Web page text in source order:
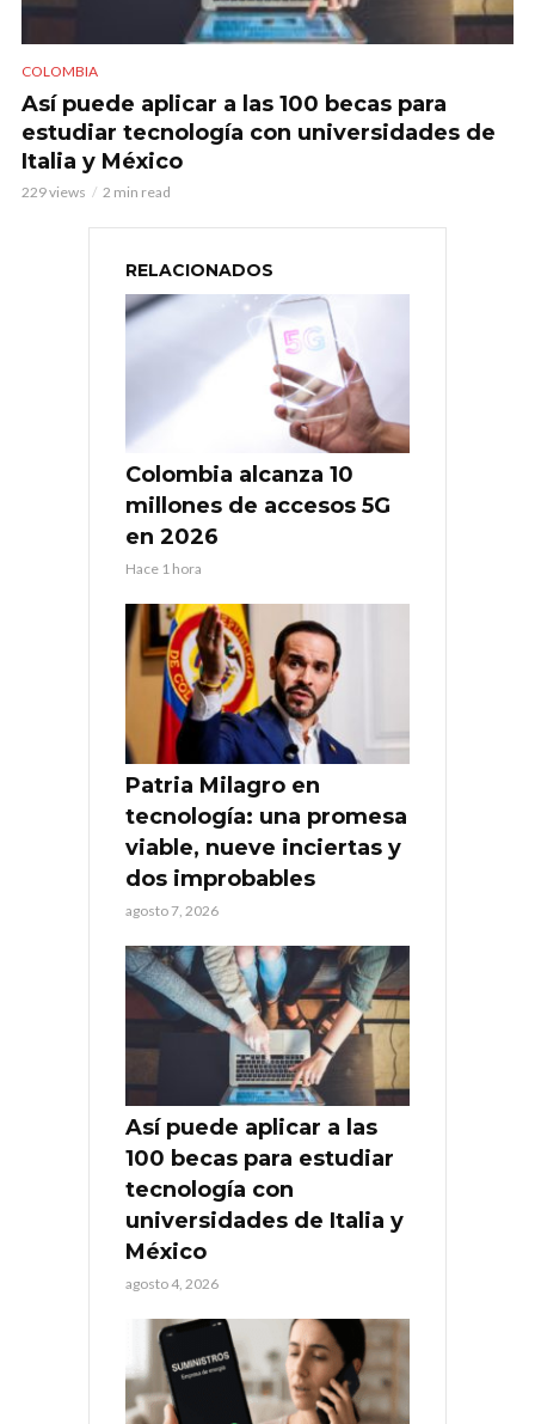
COLOMBIA
Así puede aplicar a las 100 becas para
estudiar tecnología con universidades de
Italia y México
229 views 2 min read
RELACIONADOS
Colombia alcanza 10
millones de accesos 5G
en 2026
Hace 1 hora
Patria Milagro en
tecnología: una promesa
viable, nueve inciertas y
dos improbables
agosto 7, 2026
Así puede aplicar a las
100 becas para estudiar
tecnología con
universidades de Italia y
México
agosto 4, 2026